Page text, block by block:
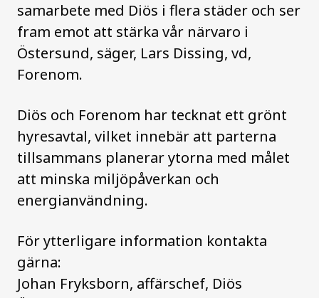
samarbete med Diös i flera städer och ser
fram emot att stärka vår närvaro i
Östersund, säger, Lars Dissing, vd,
Forenom.
Diös och Forenom har tecknat ett grönt
hyresavtal, vilket innebär att parterna
tillsammans planerar ytorna med målet
att minska miljöpåverkan och
energianvändning.
För ytterligare information kontakta
gärna:
Johan Fryksborn, affärschef, Diös